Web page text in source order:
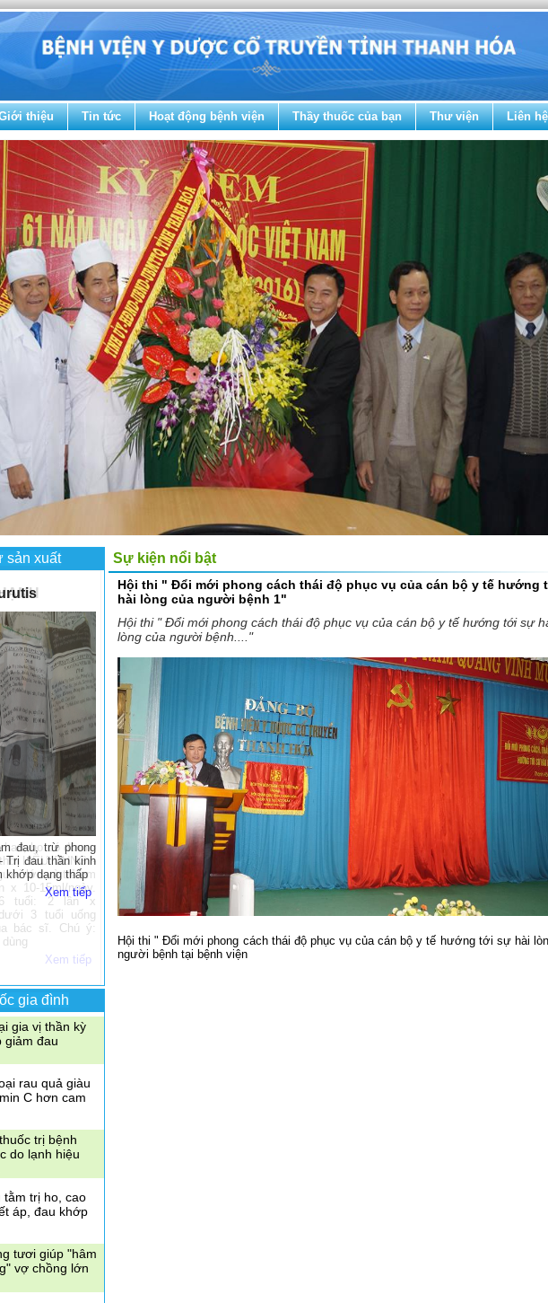
thiệu Tin tức Hoạt động bệnh viện Thầy thuốc của bạn Thư viện Liên hệ
sản xuất
đau, trừ phong
Trị đau thần kinh
khớp dạng thấp
Xem tiếp
gia đình
ăn mướp
khi mang thai
gia vị thần kỳ
giảm đau
rau quả giàu
C hơn cam
trị bệnh
do lạnh hiệu
tằm trị ho, cao
áp, đau khớp
tươi giúp "hâm
vợ chồng lớn
Sự kiện nổi bật
Hội thi " Đổi mới phong cách thái độ phục vụ của cán bộ y tế hướng
hài lòng của người bệnh 1"
Hội thi " Đổi mới phong cách thái độ phục vụ của cán bộ y tế hướng tới sự
lòng của người bệnh...."
Hội thi " Đổi mới phong cách thái độ phục vụ của cán bộ y tế hướng tới sự hài
người bệnh tại bệnh viện